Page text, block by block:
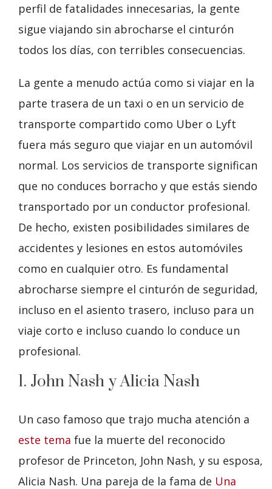
perfil de fatalidades innecesarias, la gente
sigue viajando sin abrocharse el cinturón
todos los días, con terribles consecuencias.
La gente a menudo actúa como si viajar en la
parte trasera de un taxi o en un servicio de
transporte compartido como Uber o Lyft
fuera más seguro que viajar en un automóvil
normal. Los servicios de transporte significan
que no conduces borracho y que estás siendo
transportado por un conductor profesional.
De hecho, existen posibilidades similares de
accidentes y lesiones en estos automóviles
como en cualquier otro. Es fundamental
abrocharse siempre el cinturón de seguridad,
incluso en el asiento trasero, incluso para un
viaje corto e incluso cuando lo conduce un
profesional.
1. John Nash y Alicia Nash
Un caso famoso que trajo mucha atención a
este tema fue la muerte del reconocido
profesor de Princeton, John Nash, y su esposa,
Alicia Nash. Una pareja de la fama de Una